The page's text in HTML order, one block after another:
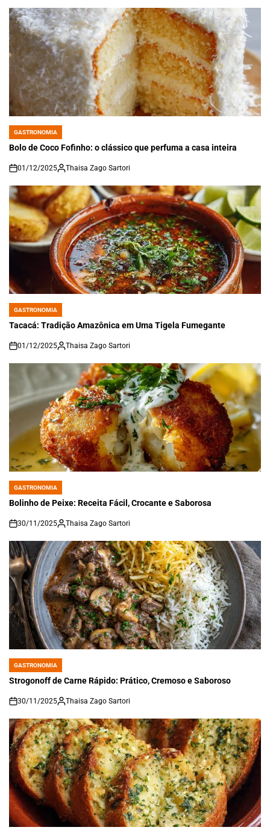
POSTED
IN
GASTRONOMIA
Bolo de Coco Fofinho: o clássico que perfuma a casa inteira
on
01/12/2025 Thaisa Zago Sartori
POSTED
IN
GASTRONOMIA
Tacacá: Tradição Amazônica em Uma Tigela Fumegante
on
01/12/2025 Thaisa Zago Sartori
POSTED
IN
GASTRONOMIA
Bolinho de Peixe: Receita Fácil, Crocante e Saborosa
on
30/11/2025 Thaisa Zago Sartori
POSTED
IN
GASTRONOMIA
Strogonoff de Carne Rápido: Prático, Cremoso e Saboroso
on
30/11/2025 Thaisa Zago Sartori